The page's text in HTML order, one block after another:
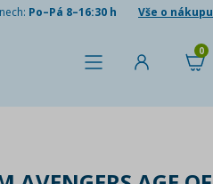
Po–Pá 8–16:30 h Vše o nákupu
0